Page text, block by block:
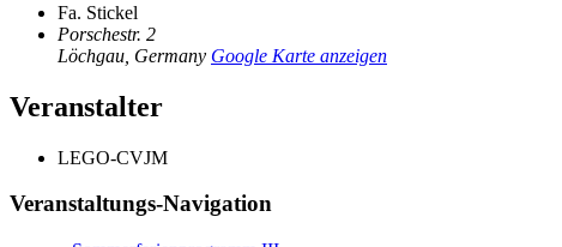
Fa. Stickel
Porschestr. 2
Löchgau Germany Google Karte anzeigen
Veranstalter
LEGO-CVJM
Veranstaltungs-Navigation